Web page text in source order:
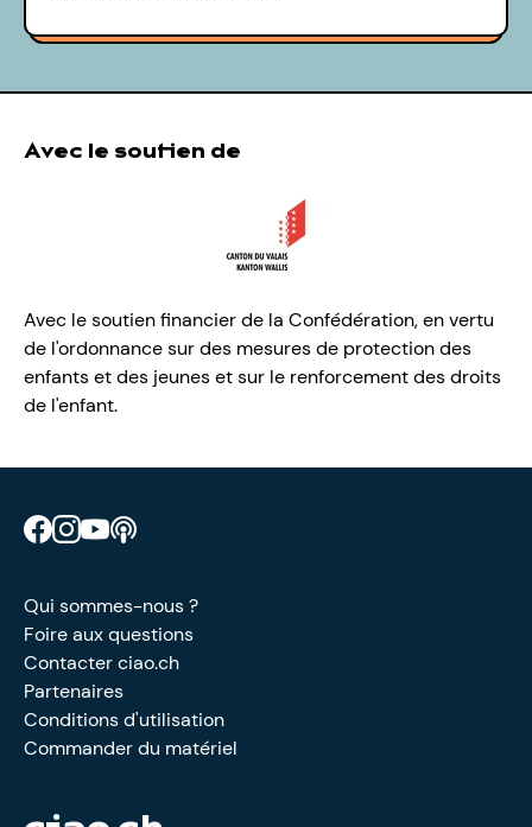
Avec le soutien de
Avec le soutien financier de la Confédération, en vertu
de l'ordonnance sur des mesures de protection des
enfants et des jeunes et sur le renforcement des droits
de l'enfant.
Retrouve CIAO sur Facebook
Retrouve CIAO sur Instagram
Retrouve CIAO sur YouTube
Qui sommes-nous ?
Foire aux questions
Contacter ciao.ch
Partenaires
Conditions d'utilisation
Commander du matériel